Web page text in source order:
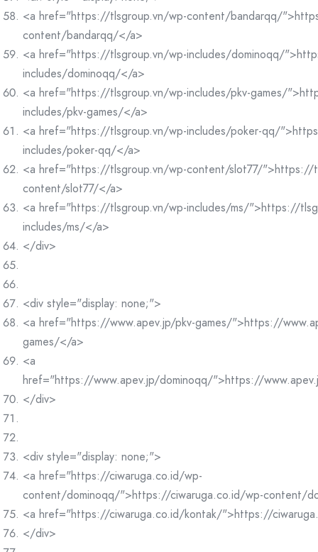
<a href="https://tlsgroup.vn/wp-content/bandarqq/
content/bandarqq/</a>
<a href="https://tlsgroup.vn/wp-includes/dominoqq/
includes/dominoqq/</a>
<a href="https://tlsgroup.vn/wp-includes/pkv-games/
includes/pkv-games/</a>
<a href="https://tlsgroup.vn/wp-includes/poker-qq/
includes/poker-qq/</a>
<a href="https://tlsgroup.vn/wp-content/slot77/">https://
content/slot77/</a>
<a href="https://tlsgroup.vn/wp-includes/ms/">https://
includes/ms/</a>
</div>
<div style="display: none;">
<a href="https://www.apev.jp/pkv-games/">https://
games/</a>
<a
href="https://www.apev.jp/dominoqq/">https://
</div>
<div style="display: none;">
<a href="https://ciwaruga.co.id/wp-
content/dominoqq/">https://ciwaruga.co.id/wp-content/
<a href="https://ciwaruga.co.id/kontak/">https://
</div>